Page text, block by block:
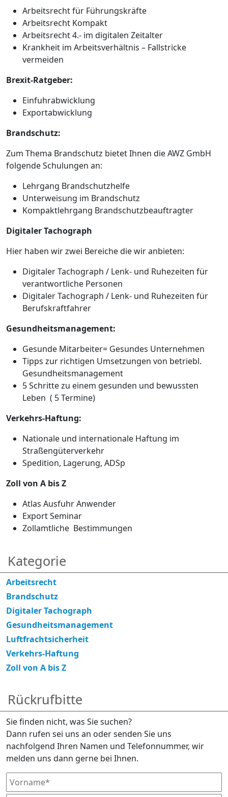
Arbeitsrecht für Führungskräfte
Arbeitsrecht Kompakt
Arbeitsrecht 4.- im digitalen Zeitalter
Krankheit im Arbeitsverhältnis – Fallstricke
vermeiden
Brexit-Ratgeber:
Einfuhrabwicklung
Exportabwicklung
Brandschutz:
Zum Thema Brandschutz bietet Ihnen die AWZ GmbH
folgende Schulungen an:
Lehrgang Brandschutzhelfe
Unterweisung im Brandschutz
Kompaktlehrgang Brandschutzbeauftragter
Digitaler Tachograph
Hier haben wir zwei Bereiche die wir anbieten:
Digitaler Tachograph / Lenk- und Ruhezeiten für
verantwortliche Personen
Digitaler Tachograph / Lenk- und Ruhezeiten für
Berufskraftfahrer
Gesundheitsmanagement:
Gesunde Mitarbeiter= Gesundes Unternehmen
Tipps zur richtigen Umsetzungen von betriebl.
Gesundheitsmanagement
5 Schritte zu einem gesunden und bewussten
Leben ( 5 Termine)
Verkehrs-Haftung:
Nationale und internationale Haftung im
Straßengüterverkehr
Spedition, Lagerung, ADSp
Zoll von A bis Z
Atlas Ausfuhr Anwender
Export Seminar
Zollamtliche Bestimmungen
Kategorie
Arbeitsrecht
Brandschutz
Digitaler Tachograph
Gesundheitsmanagement
Luftfrachtsicherheit
Verkehrs-Haftung
Zoll von A bis Z
Rückrufbitte
Sie finden nicht, was Sie suchen?
Dann rufen sei uns an oder senden Sie uns
nachfolgend Ihren Namen und Telefonnummer, wir
melden uns dann gerne bei Ihnen.